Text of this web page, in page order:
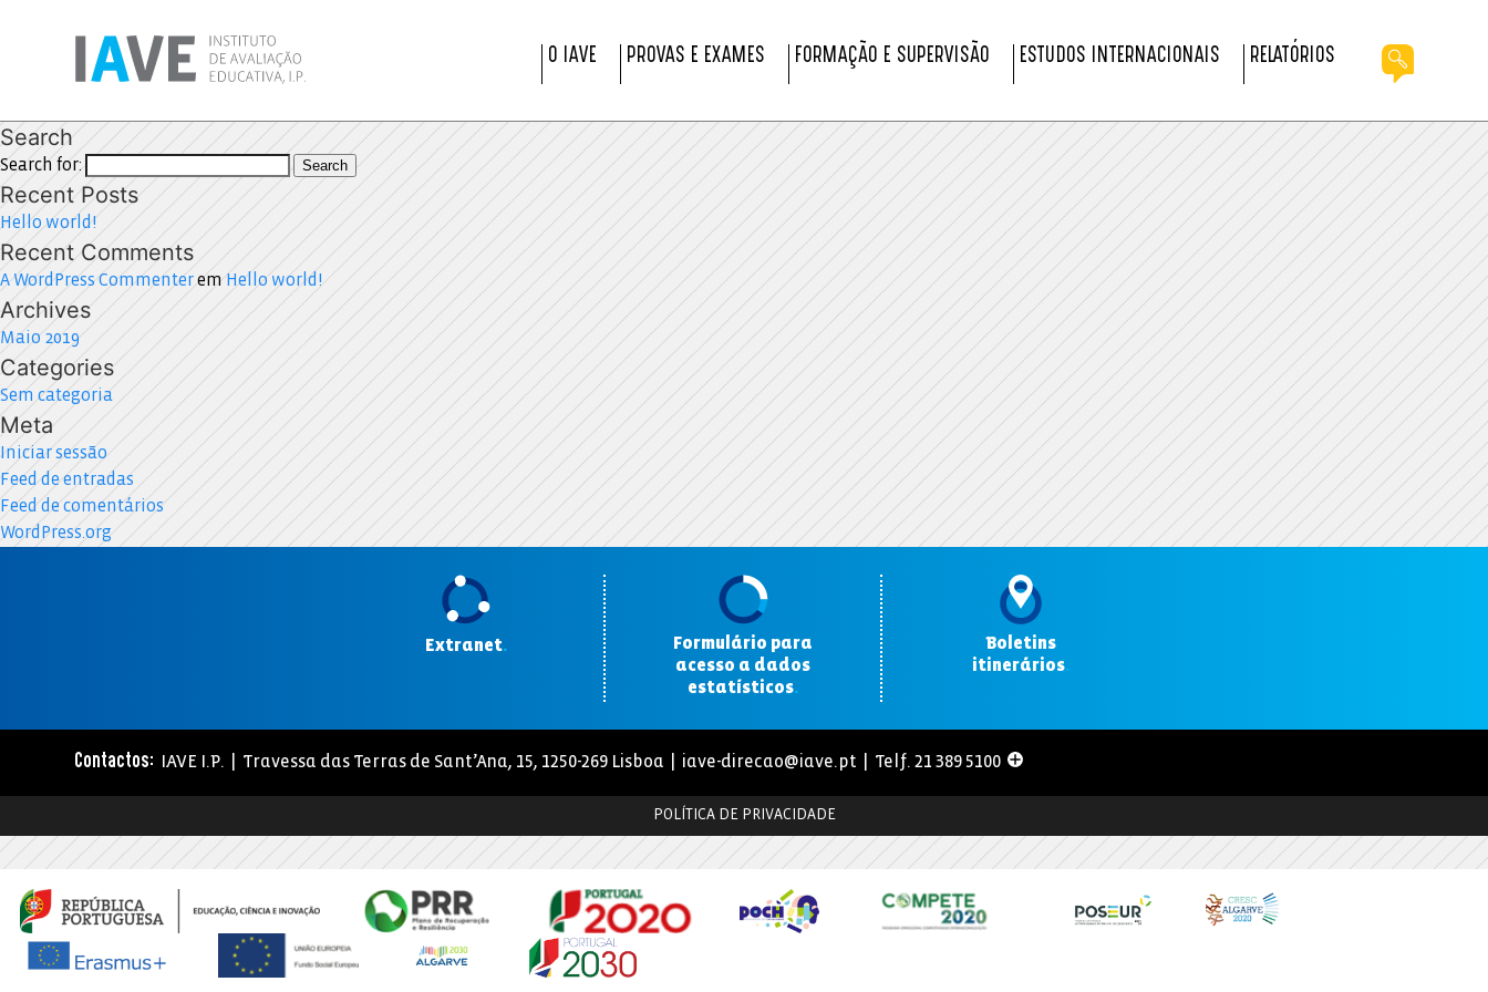
O IAVE PROVAS E EXAMES FORMAÇÃO E SUPERVISÃO ESTUDOS INTERNACIONAIS RELATÓRIOS
Search
Search for: Search
Recent Posts
Hello world!
Recent Comments
A WordPress Commenterem Hello world!
Archives
Maio 2019
Categories
Sem categoria
Meta
Iniciar sessão
Feed de entradas
Feed de comentários
WordPress.org
Extranet.
Formulário para
acesso a dados
estatísticos.
Boletins
itinerários.
Contactos: IAVE I.P. | Travessa das Terras de Sant’Ana, 15, 1250-269 Lisboa | iave-direcao@iave.pt | Telf. 21 389 5100
POLÍTICA DE PRIVACIDADE